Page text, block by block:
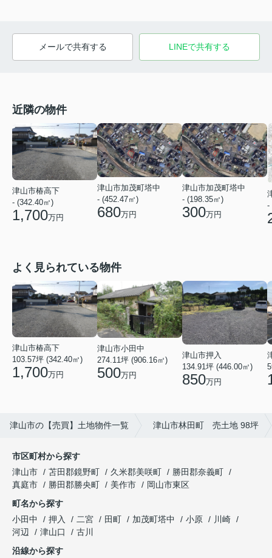
メールで共有する LINEで共有する
近隣の物件
津山市椿高下
- (342.40㎡)
1,700万円
津山市加茂町塔中
- (452.47㎡)
680万円
津山市加茂町塔中
- (198.35㎡)
300万円
-
よく見られている物件
津山市椿高下
103.57坪 (342.40㎡)
1,700万円
津山市小田中
274.11坪 (906.16㎡)
500万円
津山市押入
134.91坪 (446.00㎡)
850万円
津山市の【売買】土地物件一覧 津山市林田町 売土地 98坪
市区町村から探す
津山市
苫田郡鏡野町 久米郡美咲町
勝田郡奈義町
真庭市
勝田郡勝央町 美作市
岡山市東区
町名から探す
小田中
押入 二宮 田町 加茂町塔中 小原
川崎
河辺
津山口
古川
沿線から探す